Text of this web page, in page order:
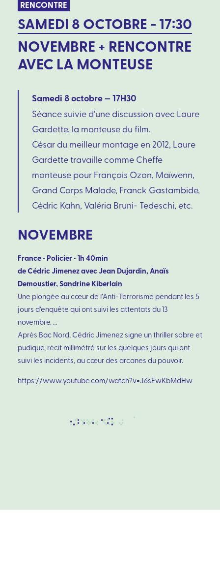
RENCONTRE
SAMEDI 8 OCTOBRE - 17:30
NOVEMBRE + RENCONTRE
AVEC LA MONTEUSE
Samedi 8 octobre — 17H30
Séance suivie d’une discussion avec Laure
Gardette, la monteuse du film.
César du meilleur montage en 2012, Laure
Gardette travaille comme Cheffe
monteuse pour François Ozon, Maïwenn,
Grand Corps Malade, Franck Gastambide,
Cédric Kahn, Valéria Bruni- Tedeschi, etc.
NOVEMBRE
France • Policier • 1h 40min
de Cédric Jimenez avec Jean Dujardin, Anaïs
Demoustier, Sandrine Kiberlain
Une plongée au cœur de l’Anti-Terrorisme pendant les 5
jours d’enquête qui ont suivi les attentats du 13
novembre. …
Après Bac Nord, Cédric Jimenez signe un thriller sobre et
pudique, récit millimétré sur les quelques jours qui ont
suivi les incidents, au cœur des arcanes du pouvoir.
https://www.youtube.com/watch?v=J6sEwKbMdHw